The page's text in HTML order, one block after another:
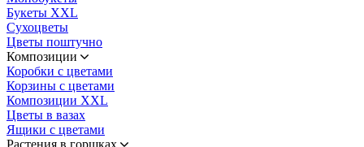
Букеты XXL
Сухоцветы
Цветы поштучно
Композиции
Коробки с цветами
Корзины с цветами
Композиции XXL
Цветы в вазах
Ящики с цветами
Растения в горшках